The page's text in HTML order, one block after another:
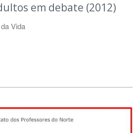
em debate (2012)
Vida